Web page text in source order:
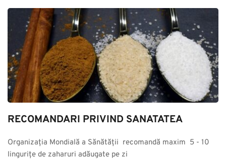
RECOMANDARI PRIVIND SANATATEA
Organizația Mondială a Sănătății  recomandă maxim  5 - 10
lingurițe de zaharuri adăugate pe zi